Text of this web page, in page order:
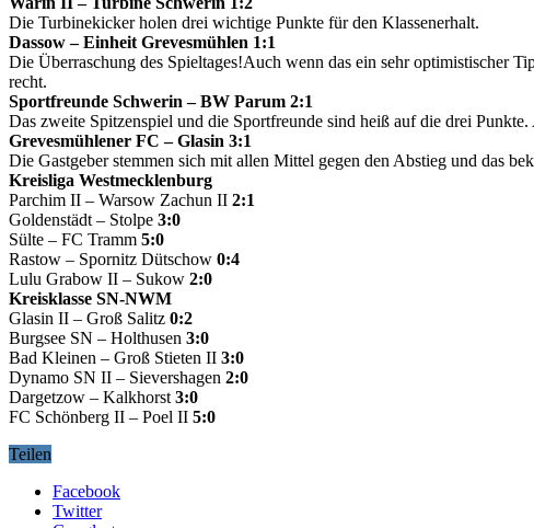
Die Turbinekicker holen drei wichtige Punkte für den Klassenerhalt.
Dassow – Einheit Grevesmühlen 1:1
Die Überraschung des Spieltages!Auch wenn das ein sehr optimistischer
recht.
Sportfreunde Schwerin – BW Parum 2:1
Das zweite Spitzenspiel und die Sportfreunde sind heiß auf die drei
Grevesmühlener FC – Glasin 3:1
Die Gastgeber stemmen sich mit allen Mittel gegen den Abstieg und das
Kreisliga Westmecklenburg
Parchim II – Warsow Zachun II 2:1
Goldenstädt – Stolpe 3:0
Sülte – FC Tramm 5:0
Rastow – Spornitz Dütschow 0:4
Lulu Grabow II – Sukow 2:0
Kreisklasse SN-NWM
Glasin II – Groß Salitz 0:2
Burgsee SN – Holthusen 3:0
Bad Kleinen – Groß Stieten II 3:0
Dynamo SN II – Sievershagen 2:0
Dargetzow – Kalkhorst 3:0
FC Schönberg II – Poel II 5:0
Teilen
Facebook
Twitter